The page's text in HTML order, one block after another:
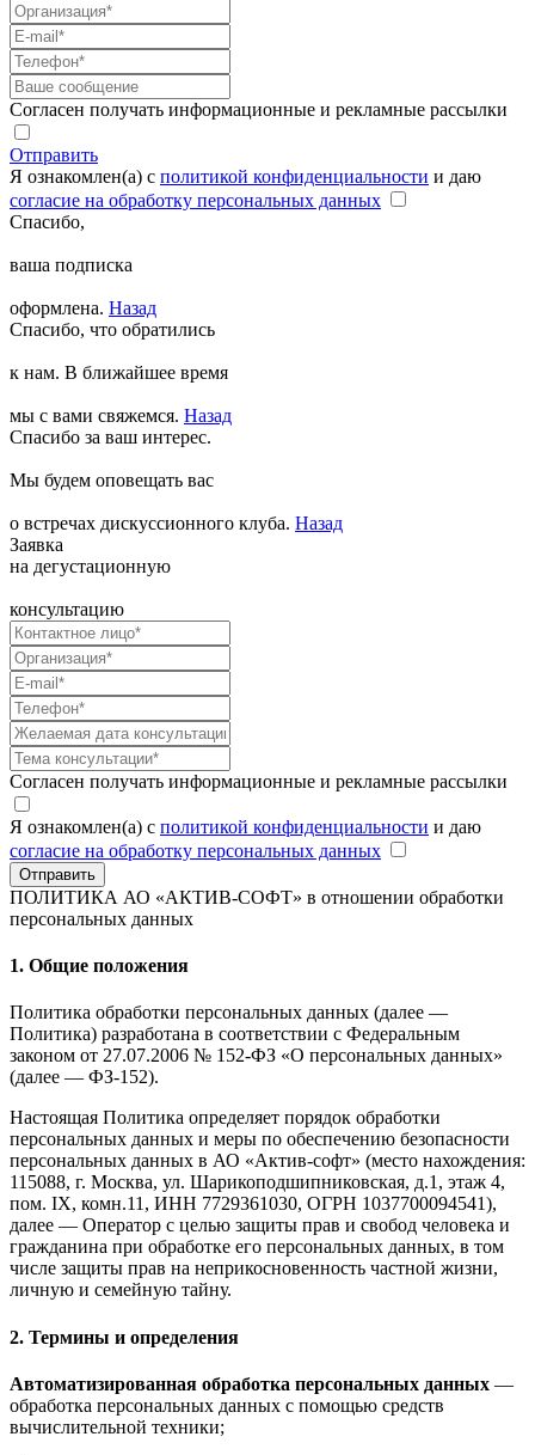
Согласен получать информационные и рекламные рассылки
Отправить
Я ознакомлен(а) с политикой конфиденциальности и даю
согласие на обработку персональных данных
Спасибо,
ваша подписка
оформлена. Назад
Спасибо, что обратились
к нам. В ближайшее время
мы с вами свяжемся. Назад
Спасибо за ваш интерес.
Мы будем оповещать вас
о встречах дискуссионного клуба. Назад
Заявка
на дегустационную
консультацию
Согласен получать информационные и рекламные рассылки
Я ознакомлен(а) с политикой конфиденциальности и даю
согласие на обработку персональных данных
Отправить
ПОЛИТИКА АО «АКТИВ-СОФТ» в отношении обработки
персональных данных
1. Общие положения
Политика обработки персональных данных (далее —
Политика) разработана в соответствии с Федеральным
законом от 27.07.2006 № 152-ФЗ «О персональных данных»
(далее — ФЗ-152).
Настоящая Политика определяет порядок обработки
персональных данных и меры по обеспечению безопасности
персональных данных в АО «Актив-софт» (место нахождения:
115088, г. Москва, ул. Шарикоподшипниковская, д.1, этаж 4,
пом. IX, комн.11, ИНН 7729361030, ОГРН 1037700094541),
далее — Оператор с целью защиты прав и свобод человека и
гражданина при обработке его персональных данных, в том
числе защиты прав на неприкосновенность частной жизни,
личную и семейную тайну.
2. Термины и определения
Автоматизированная обработка персональных данных —
обработка персональных данных с помощью средств
вычислительной техники;